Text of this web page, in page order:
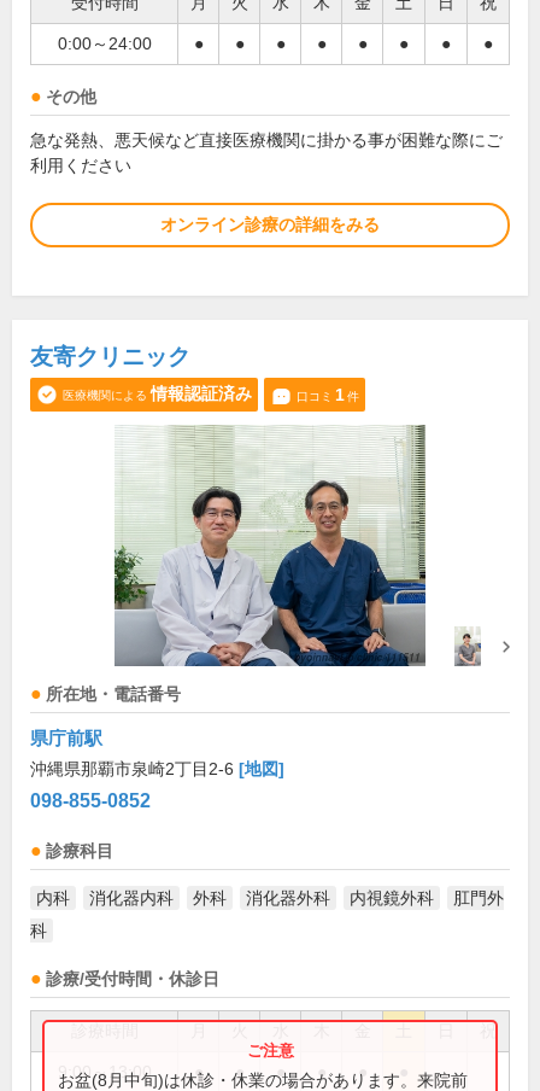
0:00～24:00 ● ● ● ● ● ● ● ●
その他
急な発熱、悪天候など直接医療機関に掛かる事が困難な際にご
利用ください
オンライン診療の詳細をみる
友寄クリニック
医療機関による 情報認証済み 口コミ 1件
所在地・電話番号
県庁前駅
沖縄県那覇市泉崎2丁目2-6 [地図]
098-855-0852
診療科目
内科 消化器内科 外科 消化器外科 内視鏡外科
肛門外
科
診療/受付時間・休診日
祝
9:00～13:00 ● ● ● ● ●
お盆(8月中旬)は休診・休業の場合があります。来院前